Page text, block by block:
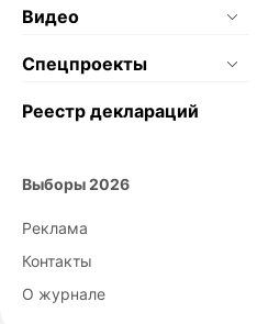
Видео
Спецпроекты
Реестр деклараций
Выборы 2026
Реклама
Контакты
О журнале